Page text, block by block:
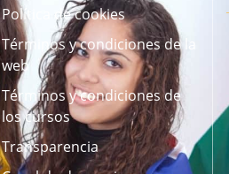
Política de cookies
Términos y condiciones de la
web
Términos y condiciones de
los cursos
Transparencia